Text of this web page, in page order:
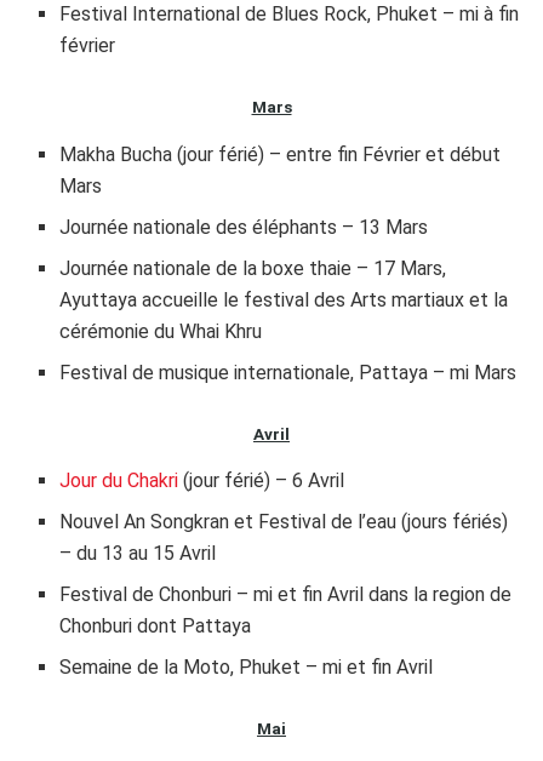
Festival International de Blues Rock, Phuket – mi à fin
février
Mars
Makha Bucha (jour férié) – entre fin Février et début
Mars
Journée nationale des éléphants – 13 Mars
Journée nationale de la boxe thaie – 17 Mars,
Ayuttaya accueille le festival des Arts martiaux et la
cérémonie du Whai Khru
Festival de musique internationale, Pattaya – mi Mars
Avril
Jour du Chakri(jour férié) – 6 Avril
Nouvel An Songkran et Festival de l’eau (jours fériés)
– du 13 au 15 Avril
Festival de Chonburi – mi et fin Avril dans la region de
Chonburi dont Pattaya
Semaine de la Moto, Phuket – mi et fin Avril
Mai